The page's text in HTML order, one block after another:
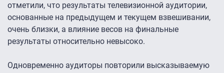
отметили, что результаты телевизионной аудитории,
основанные на предыдущем и текущем взвешивании,
очень близки, а влияние весов на финальные
результаты относительно невысоко.
Одновременно аудиторы повторили высказываемую